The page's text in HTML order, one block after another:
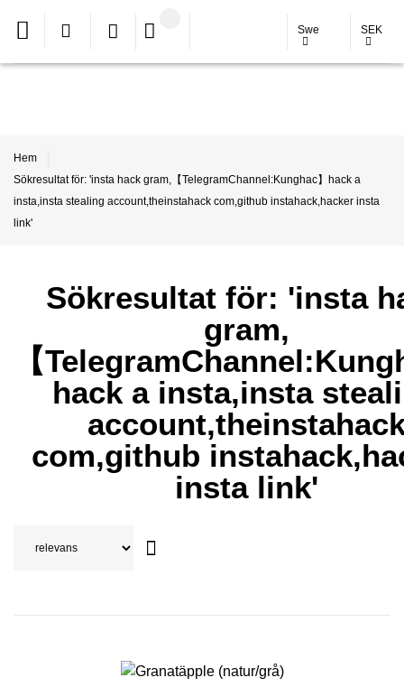
Swe SEK
Hem
Sökresultat för: 'insta hack gram,【TelegramChannel:Kunghac】hack a
insta,insta stealing account,theinstahack com,github instahack,hacker insta
link'
Sökresultat för: 'insta
gram,
【
hack a insta,insta
com,github
insta link'